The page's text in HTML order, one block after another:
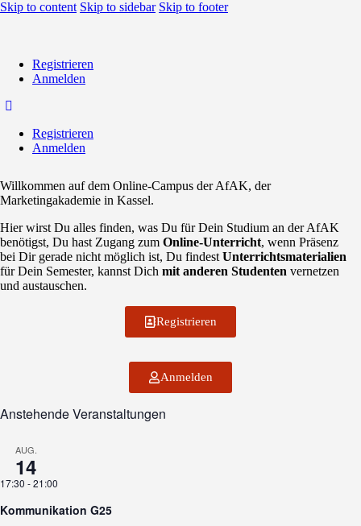
Skip to content Skip to sidebar Skip to footer
Registrieren
Anmelden
Registrieren
Anmelden
Willkommen auf dem Online-Campus der AfAK, der
Marketingakademie in Kassel.
Hier wirst Du alles finden, was Du fürDein Studium an der AfAK
benötigst, Du hast Zugang zum Online-Unterricht, wenn Präsenz
bei Dir gerade nicht möglich ist, Du findest Unterrichtsmaterialien
für Dein Semester, kannst Dich mit anderen Studenten vernetzen
und austauschen.
Registrieren
Anmelden
Anstehende Veranstaltungen
AUG.
14
17:30 -21:00
Kommunikation G25